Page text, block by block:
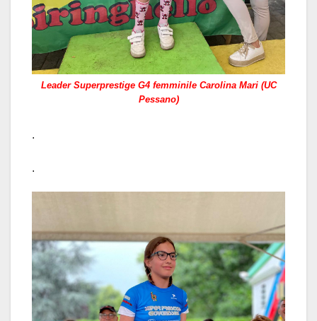
Leader Superprestige G4 femminile Carolina Mari (UC
Pessano)
.
.